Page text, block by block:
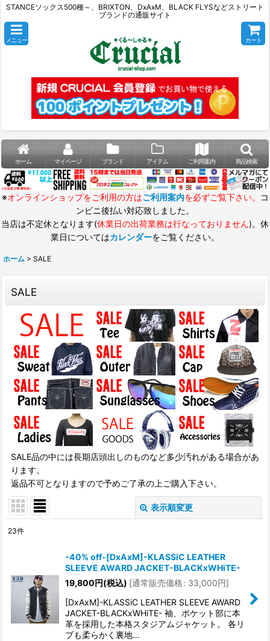
STANCEソックス500種～、BRIXTON、DxAxM、BLACK FLYSなどストリート
ブランドの通販サイト
メニュー カート
ホーム マイページ ブランド アイテム ご利用案内 商品検索
※オンラインショップをご利用の方はご利用案内を必ずご覧下さい。
コ
ンビニ後払い対応致しました。
当店は不定休となります(休業日の出荷業務は行なっておりません)。休
業日についてはカレンダーをご覧ください。
ホーム > SALE
SALE
SALE品の中には長期店頭出しのものなど多少汚れがある場合があ
ります。
返品不可となりますので予めご了承の上ご購入下さい。
表示順変更
並び順:
絞り込む
23件
-40% off-[DxAxM]-KLASSiC LEATHER
SLEEVE AWARD JACKET-BLACKxWHiTE-
19,800円(税込) [通常販売価格: 33,000円]
[DxAxM]-KLASSiC LEATHER SLEEVE AWARD
JACKET-BLACKxWHiTE- 袖、ポケット部に本
革を採用した本格スタジアムジャケット。 各リ
ブも柔らかく裏地…